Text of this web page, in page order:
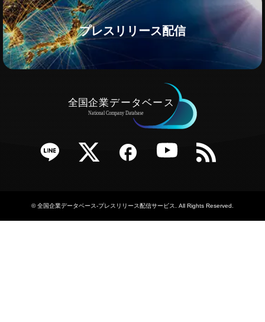
プレスリリース配信
Twitter Facebook YouTube RSS
©全国企業データベース-プレスリリース配信サービス . All Rights Reserved.